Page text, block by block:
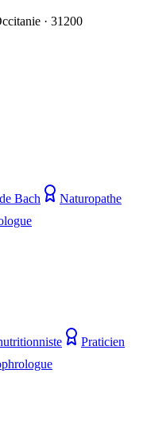
· 31200
Bach
Naturopathe
Praticien